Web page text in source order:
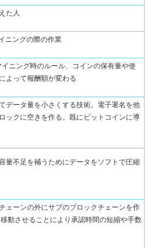
た人
ニングの際の作業
ニング時のルール、コインの保有量や使
よって報酬額が変わる
データ量を小さくする技術。電子署名を他
ックに空きを作る。既にビットコインに導
量不足を補うためにデータをソフトで圧縮
ェーンの外にサブのブロックチェーンを作
動させることにより承認時間の短縮や手数